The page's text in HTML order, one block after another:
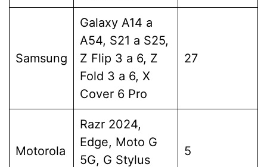
Samsung
Galaxy A14 a
A54, S21 a S25,
Z Flip 3 a 6, Z
Fold 3 a 6, X
Cover 6 Pro
27
Motorola
Razr 2024,
Edge, Moto G
5G, G Stylus
5